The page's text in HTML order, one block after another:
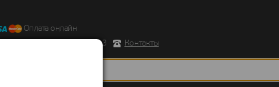
Оплата онлайн
д.43 корпус 3
Контакты